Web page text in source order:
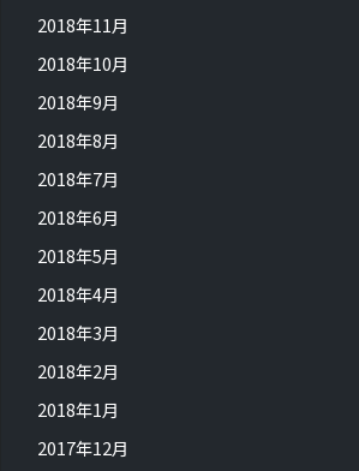
2018年11月
2018年10月
2018年9月
2018年8月
2018年7月
2018年6月
2018年5月
2018年4月
2018年3月
2018年2月
2018年1月
2017年12月